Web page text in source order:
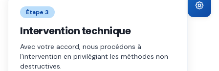
Étape 3
Intervention technique
Avec votre accord, nous procédons à
l'intervention en privilégiant les méthodes non
destructives.